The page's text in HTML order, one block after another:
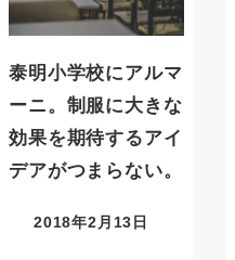
泰明小学校にアルマ
ーニ。制服に大きな
効果を期待するアイ
デアがつまらない。
2018年2月13日